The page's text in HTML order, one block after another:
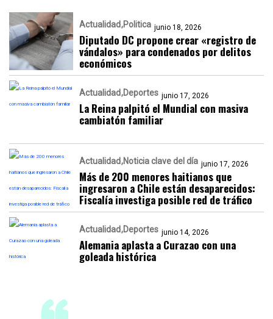
Actualidad Politica junio 18, 2026
Diputado DC propone crear «registro de
vándalos» para condenados por delitos
económicos
Actualidad Deportes junio 17, 2026
La Reina palpitó el Mundial con masiva
cambiatón familiar
Actualidad Noticia clave del día junio 17, 2026
Más de 200 menores haitianos que
ingresaron a Chile están desaparecidos:
Fiscalía investiga posible red de tráfico
Actualidad Deportes junio 14, 2026
Alemania aplasta a Curazao con una
goleada histórica